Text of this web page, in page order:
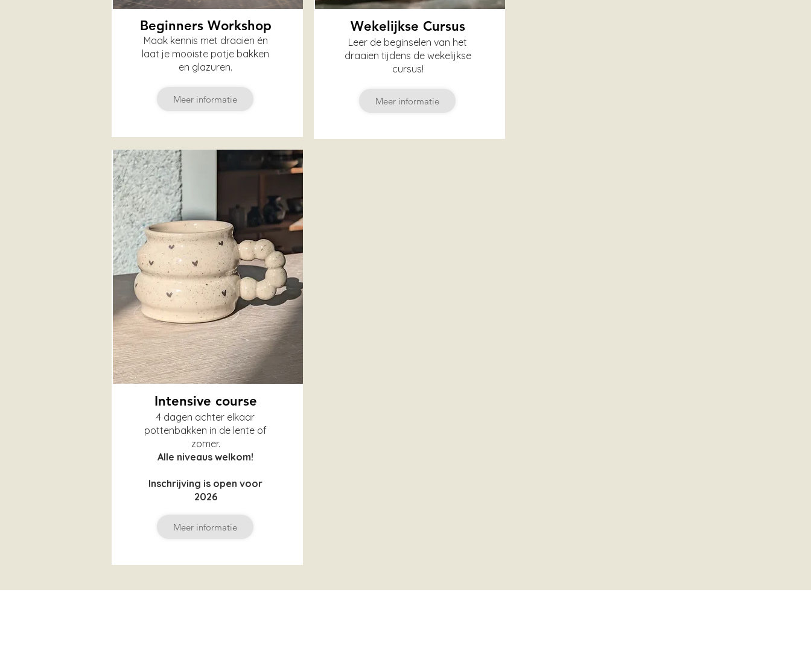
Beginners Workshop
Maak kennis met draaien én
laat je mooiste potje bakken
en glazuren.
Meer informatie
Wekelijkse Cursus
Leer de beginselen van het
draaien tijdens de wekelijkse
cursus!
Meer informatie
Intensive course
4 dagen achter elkaar
pottenbakken in de lente of
zomer.
Alle niveaus welkom!
Inschrijving is open voor
2026
Meer informatie